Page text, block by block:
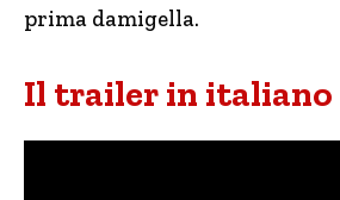
prima damigella.
Il trailer in italiano